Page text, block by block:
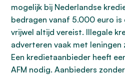
mogelijk bij Nederlandse
bedragen vanaf 5.000 euro is
vrijwel altijd vereist. Illegale
adverteren vaak met
Een kredietaanbieder heeft
AFM nodig. Aanbieders